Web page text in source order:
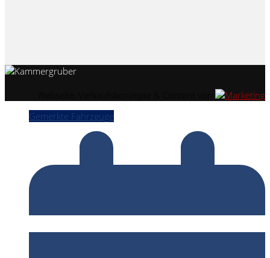
Gemerkte Fahrzeuge